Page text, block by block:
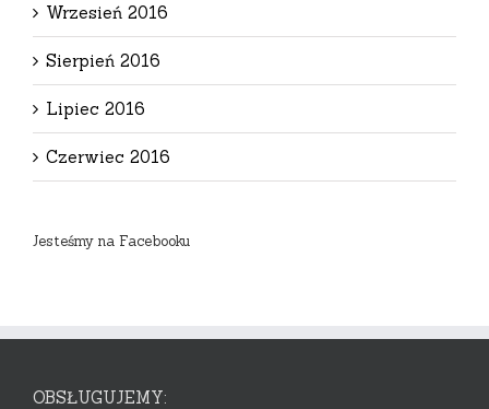
Wrzesień 2016
Sierpień 2016
Lipiec 2016
Czerwiec 2016
Jesteśmy na Facebooku
OBSŁUGUJEMY: